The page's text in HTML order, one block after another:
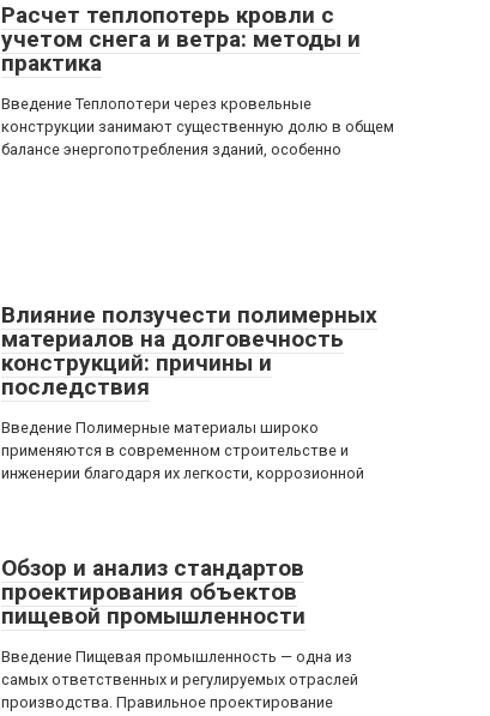
Расчет теплопотерь кровли с
учетом снега и ветра: методы и
практика
Введение Теплопотери через кровельные
конструкции занимают существенную долю в общем
балансе энергопотребления зданий, особенно
Влияние ползучести полимерных
материалов на долговечность
конструкций: причины и
последствия
Введение Полимерные материалы широко
применяются в современном строительстве и
инженерии благодаря их легкости, коррозионной
Обзор и анализ стандартов
проектирования объектов
пищевой промышленности
Введение Пищевая промышленность — одна из
самых ответственных и регулируемых отраслей
производства. Правильное проектирование